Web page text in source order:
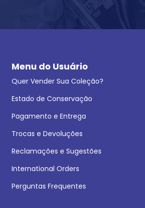
Menu do Usuário
Quer Vender Sua Coleção?
Estado de Conservação
Pagamento e Entrega
Trocas e Devoluções
Reclamações e Sugestões
International Orders
Perguntas Frequentes